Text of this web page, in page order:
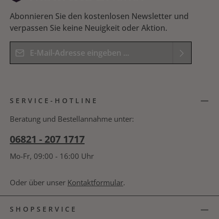
Abonnieren Sie den kostenlosen Newsletter und
verpassen Sie keine Neuigkeit oder Aktion.
E-Mail-Adresse*
Kenntnis genommen und die
Bitte geben Sie das Ergebnis der Gleichung in das
nachfolgende Textfeld ein. *
SERVICE-HOTLINE
Beratung und Bestellannahme unter:
06821 - 207 1717
Mo-Fr, 09:00 - 16:00 Uhr
Oder über unser Kontaktformular.
SHOPSERVICE